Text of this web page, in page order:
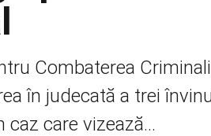
Combaterea
în judecată a trei
caz care vizează...